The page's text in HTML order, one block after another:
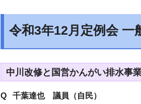
令和3年12月定例会 一
中川改修と国営かんがい排水事
Q 千葉達也 議員（自民）